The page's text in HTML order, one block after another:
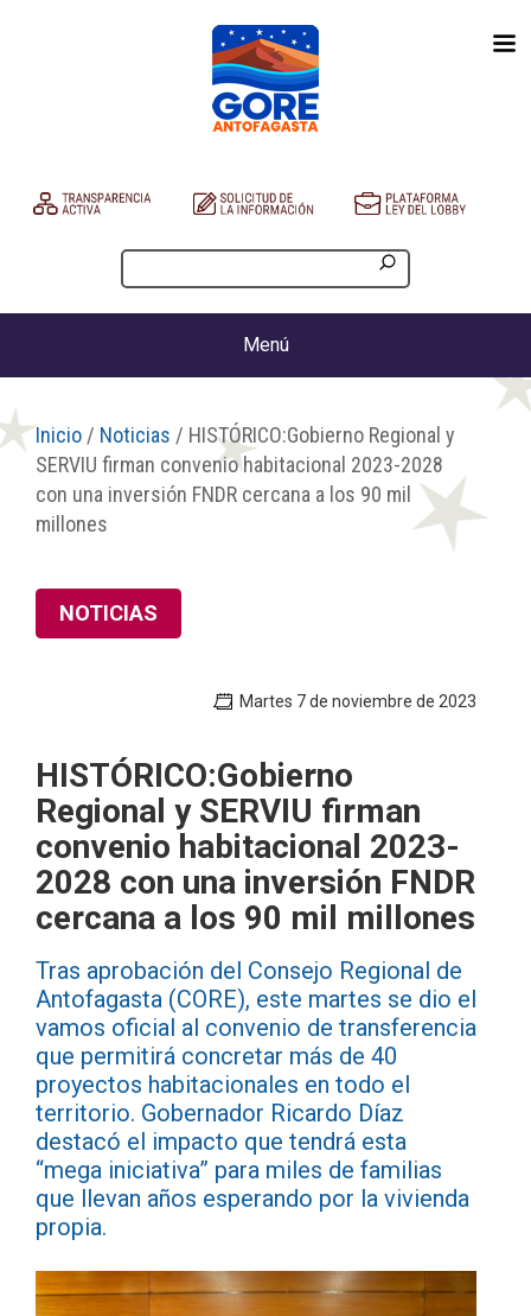
Menú
Inicio / Noticias / HISTÓRICO:Gobierno Regional y
SERVIU firman convenio habitacional 2023-2028
con una inversión FNDR cercana a los 90 mil
millones
NOTICIAS
Martes 7 de noviembre de 2023
HISTÓRICO:Gobierno
Regional y SERVIU firman
convenio habitacional 2023-
2028 con una inversión FNDR
cercana a los 90 mil millones
Tras aprobación del Consejo Regional de
Antofagasta (CORE), este martes se dio el
vamos oficial al convenio de transferencia
que permitirá concretar más de 40
proyectos habitacionales en todo el
territorio. Gobernador Ricardo Díaz
destacó el impacto que tendrá esta
“mega iniciativa” para miles de familias
que llevan años esperando por la vivienda
propia.